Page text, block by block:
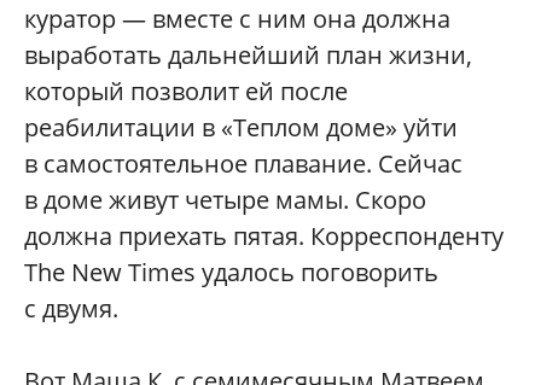
куратор — вместе с ним она должна
выработать дальнейший план жизни,
который позволит ей после
реабилитации в «Теплом доме» уйти
в самостоятельное плавание. Сейчас
в доме живут четыре мамы. Скоро
должна приехать пятая. Корреспонденту
The New Times удалось поговорить
с двумя.